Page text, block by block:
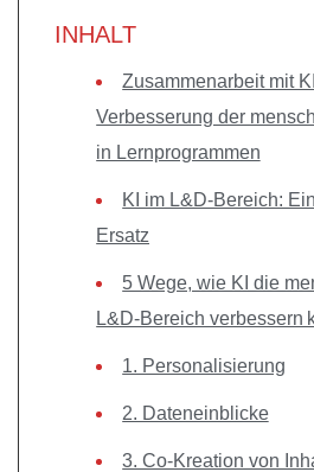
INHALT
Zusammenarbeit mit
Verbesserung der
in Lernprogrammen
KI im L&D-Bereich:
Ersatz
5 Wege, wie KI die
L&D-Bereich verbessern
1. Personalisierung
2. Dateneinblicke
3. Co-Kreation von